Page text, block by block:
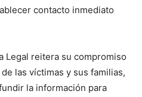
contacto inmediato
Legal reitera su compromiso
las víctimas y sus familias,
la información para